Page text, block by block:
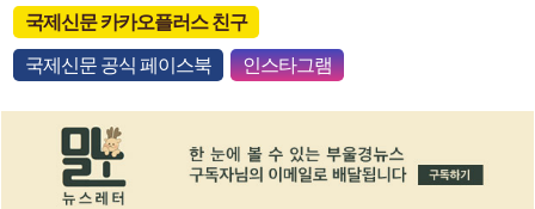
국제신문 카카오플러스 친구
국제신문 공식 페이스북 인스타그램